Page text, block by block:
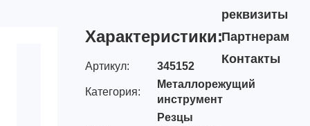
реквизиты
Партнерам
Контакты
Характеристики:
Артикул: 345152
Категория:
Металлорежущий
инструмент
Резцы